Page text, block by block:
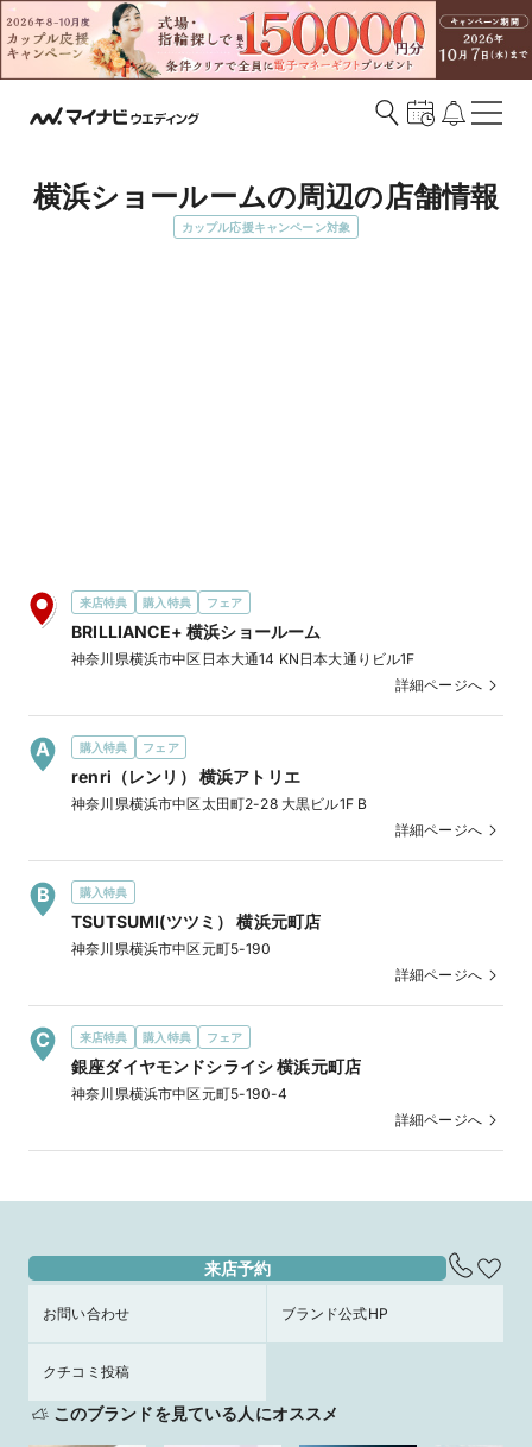
横浜ショールームの周辺の店舗情報
カップル応援キャンペーン対象
来店特典 購入特典 フェア
BRILLIANCE+ 横浜ショールーム
神奈川県横浜市中区日本大通14 KN日本大通りビル1F
詳細ページへ
購入特典 フェア
renri（レンリ） 横浜アトリエ
神奈川県横浜市中区太田町2-28 大黒ビル1F B
詳細ページへ
購入特典
TSUTSUMI(ツツミ） 横浜元町店
神奈川県横浜市中区元町5-190
詳細ページへ
来店特典 購入特典 フェア
銀座ダイヤモンドシライシ 横浜元町店
神奈川県横浜市中区元町5-190-4
詳細ページへ
来店予約
お問い合わせ ブランド公式HP
クチコミ投稿
このブランドを見ている人にオススメ